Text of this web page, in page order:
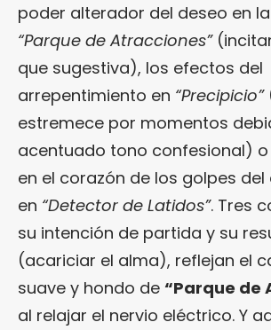
poder alterador del deseo en
“Parque de Atracciones”
que sugestiva), los efectos del
arrepentimiento en “Precipicio”
estremece por momentos
acentuado tono confesional)
en el corazón de los golpes
en “Detector de Latidos”. Tres
su intención de partida y su
(acariciar el alma), reflejan el
suave y hondo de “Parque de
al relajar el nervio eléctrico. Y